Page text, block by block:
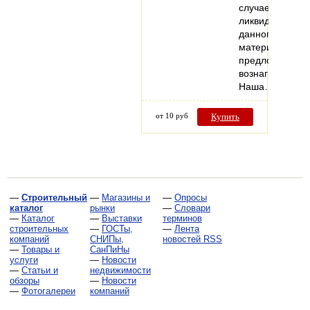
случае
ликвидности
данного
материала
предложит
Наша…
от 10 руб Купить
— Строительный
каталог
— Каталог
строительных
компаний
— Товары и
услуги
— Статьи и
обзоры
— Фотогалереи
— Магазины и
рынки
— Выставки
— ГОСТы,
СНИПы,
СанПиНы
— Новости
недвижимости
— Новости
компаний
— Опросы
— Словари
терминов
— Лента
новостей RSS